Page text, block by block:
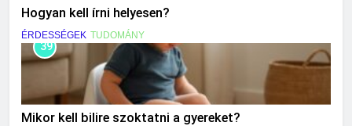
Hogyan kell írni helyesen?
ÉRDESSÉGEK TUDOMÁNY
39
Mikor kell bilire szoktatni a gyereket?